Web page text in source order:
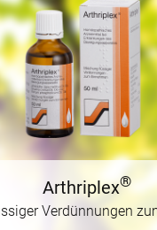
Arthriplex®
Verdünnungen